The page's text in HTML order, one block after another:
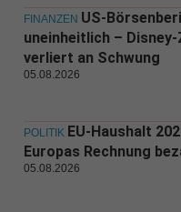
FINANZEN US-
uneinheitlich –
verliert an Schwung
05.08.2026
POLITIK EU-Haushalt
Europas Rechnung
05.08.2026